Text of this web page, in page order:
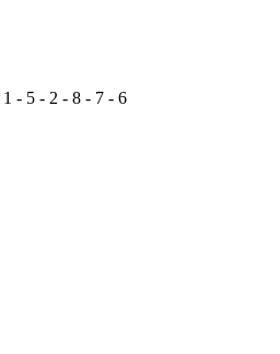
1 - 5 - 2 - 8 - 7 - 6